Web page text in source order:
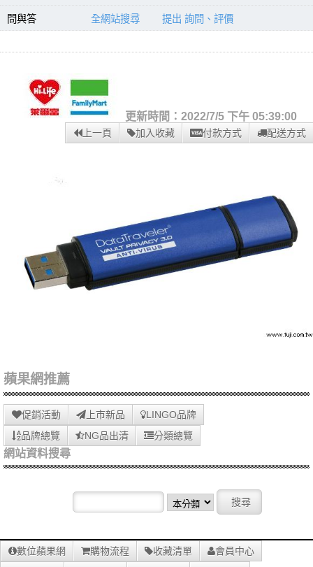
問與答 全網站搜尋 提出 詢問、評價
更新時間：2022/7/5 下午 05:39:00
上一頁 加入收藏 付款方式 配送方式
蘋果網推薦
促銷活動 上市新品
LINGO品牌
品牌總覽
NG品出清 分類總覽
網站資料搜尋
數位蘋果網 購物流程 收藏清單
會員中心